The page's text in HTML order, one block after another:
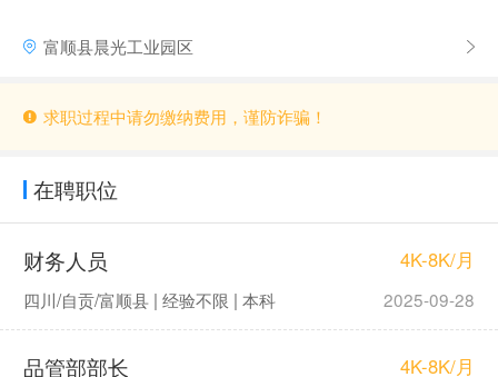
富顺县晨光工业园区
求职过程中请勿缴纳费用，谨防诈骗！
在聘职位
财务人员 4K-8K/月
四川/自贡/富顺县 | 经验不限 | 本科 2025-09-28
品管部部长 4K-8K/月